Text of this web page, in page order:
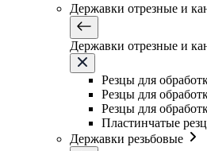
Державки отрезные и
Державки отрезные и
Резцы для
Резцы для
Резцы для
Пластинчатые
Державки резьбовые